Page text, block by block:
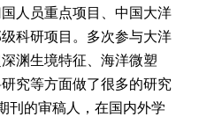
人员重点项目、中国大洋
科研项目。多次参与大洋
渊生境特征、海洋微塑
究等方面做了很多的研究
刊的审稿人，在国内外学